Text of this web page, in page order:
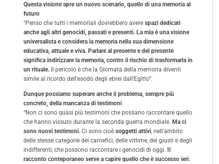
Questa visione apre un nuovo scenario, quello di una memoria al
futuro
“Penso che tutti i memoriali dovrebbero avere spazi dedicati
anche agli altri genocidi, passati e presenti. La mia è una visione
universalista e considera la memoria nella sua dimensione
educativa, attuale e viva. Parlare al presente e del presente
significa indirizzare la memoria, contro il rischio di trasformarla in
un rituale. Il pericolo è che la Giornata della memoria diventi
simile al ricordo dell’esodo degli ebrei dall’Egitto”.
Dunque possiamo superare anche il problema, sempre più
concreto, della mancanza di testimoni
“Non ci sono quasi più testimoni che possano raccontare quello
che hanno vissuto durante la seconda guerra mondiale. Ma ci
sono nuovi testimoni. Ci sono cioè soggetti attivi, nell’ambito
delle stesse categorie dei carnefici, delle vittime, dei giusti e degli
indifferenti, che possono raccontare i genocidi di oggi. Il
racconto conteporaneo serve a capire quello che è successo ieri.